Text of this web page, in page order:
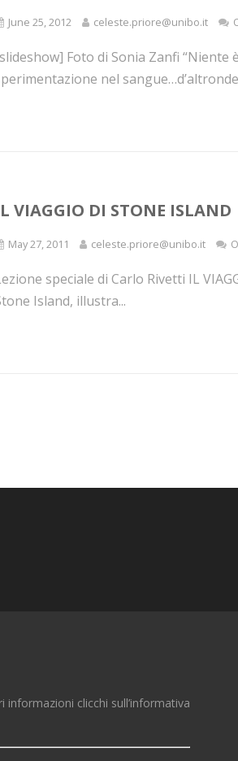
June 25, 2012 celeste.priore@unibo.it
Foto di Sonia Zanfi
nel
VIAGGIO DI STONE ISLAND
May 27, 2011 celeste.priore@unibo.it
speciale di Carlo Rivetti IL
Island, illustra...
clicchi sull’informativa